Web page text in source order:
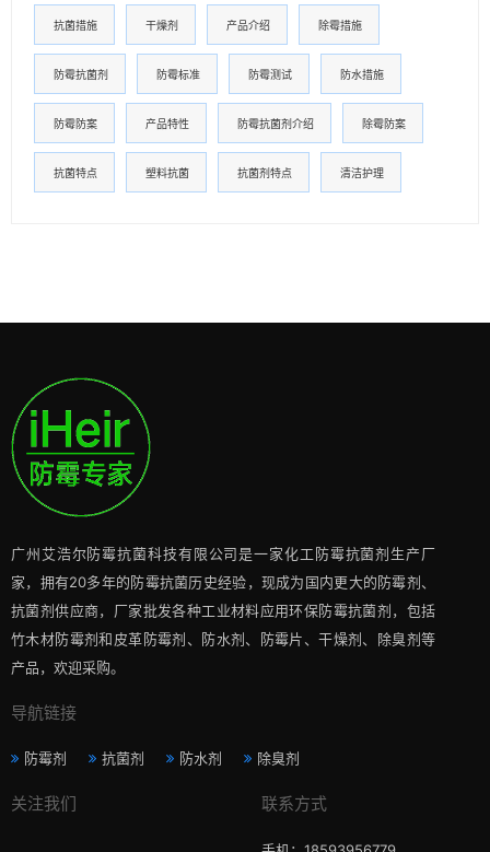
抗菌措施 干燥剂 产品介绍 除霉措施
防霉抗菌剂 防霉标准 防霉测试 防水措施
防霉防案 产品特性 防霉抗菌剂介绍 除霉防案
抗菌特点 塑料抗菌 抗菌剂特点 清洁护理
广州艾浩尔防霉抗菌科技有限公司是一家化工防霉抗菌剂生产厂
家，拥有20多年的防霉抗菌历史经验，现成为国内更大的防霉剂、
抗菌剂供应商，厂家批发各种工业材料应用环保防霉抗菌剂，包括
竹木材防霉剂和皮革防霉剂、防水剂、防霉片、干燥剂、除臭剂等
产品，欢迎采购。
导航链接
防霉剂 抗菌剂 防水剂 除臭剂
关注我们 联系方式